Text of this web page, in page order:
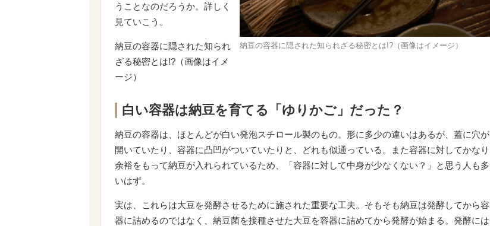
納豆の容器に隠された知られざる秘密とは!?（画像はイメージ）
うことなのだろうか。詳しく
見ていこう。
納豆の容器に隠された知られ
ざる秘密とは!?（画像はイメ
ージ）
白い容器は納豆を育てる「ゆりかご」だった？
納豆の容器は、ほとんどが白い発泡スチロール製のもの。形に多少の違いはあるが、蓋に穴が
開いていたり、容器に凸凹がついていたりと、どれも似通っている。また容器に対してかなり
余裕をもって納豆が入れられているため、「容器に対して中身が少なくない？」と思う人も多
いはず。
実は、これらは大豆を発酵させるために施された重要な工夫。そもそも納豆は発酵してから容
器に詰めるのではなく、納豆菌を接種させた大豆を容器に詰めてから発酵が始まる。発酵には